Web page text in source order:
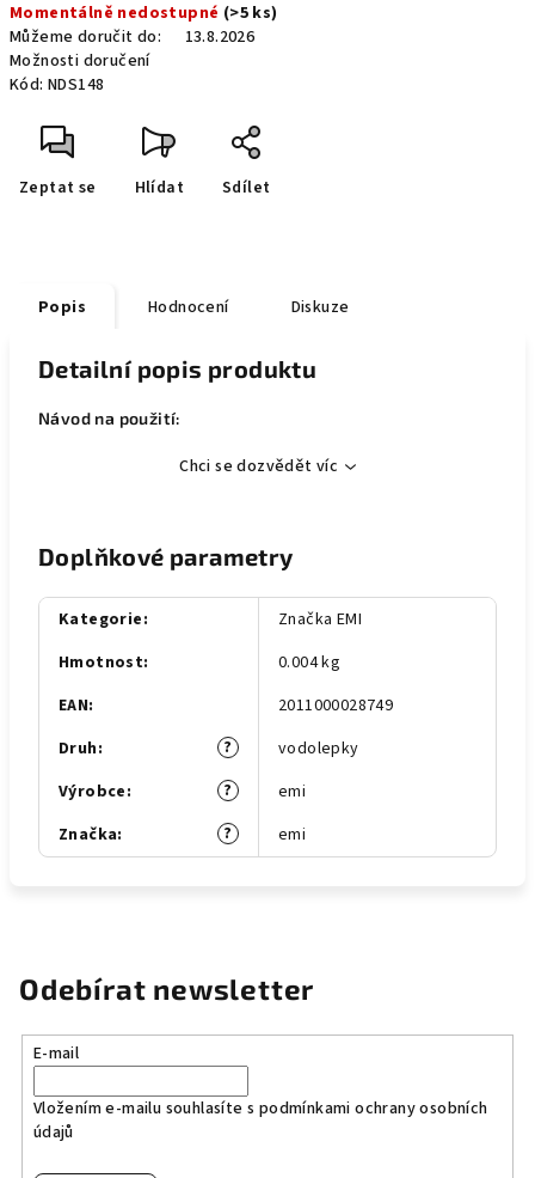
cena:
Momentálně nedostupné (>5 ks)
Můžeme doručit do:
13.8.2026
Možnosti doručení
Kód: NDS148
Zeptat se Hlídat Sdílet
Popis Hodnocení Diskuze
Detailní popis produktu
Návod na použití:
Chci se dozvědět víc
Doplňkové parametry
Kategorie:
Značka EMI
Hmotnost:
0.004 kg
EAN:
2011000028749
?
Druh:
vodolepky
?
Výrobce:
emi
?
Značka: emi
Odebírat newsletter
E-mail
Vložením e-mailu souhlasíte s podmínkami ochrany osobních
údajů